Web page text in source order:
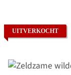
UITVERKOCHT